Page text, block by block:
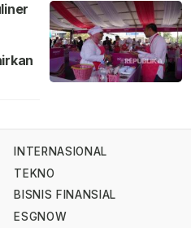
INTERNASIONAL
TEKNO
BISNIS FINANSIAL
ESGNOW